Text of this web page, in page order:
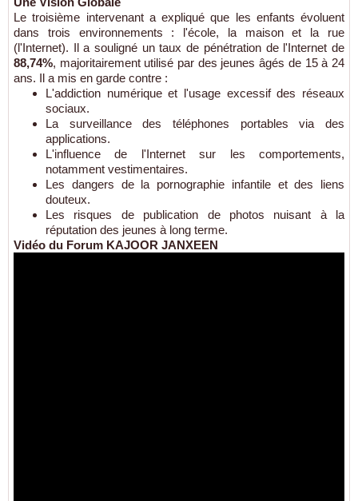
Le troisième intervenant a expliqué que les enfants évoluent
dans trois environnements : l'école, la maison et la rue
(l'Internet). Il a souligné un taux de pénétration de l'Internet de
88,74%, majoritairement utilisé par des jeunes âgés de 15 à 24
ans. Il a mis en garde contre :
L'addiction numérique et l'usage excessif des réseaux
sociaux.
La surveillance des téléphones portables via des
applications.
L'influence de l'Internet sur les comportements,
notamment vestimentaires.
Les dangers de la pornographie infantile et des liens
douteux.
Les risques de publication de photos nuisant à la
réputation des jeunes à long terme.
Vidéo du Forum KAJOOR JANXEEN